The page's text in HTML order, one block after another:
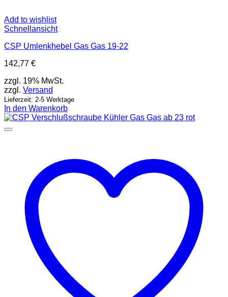
Add to wishlist
Schnellansicht
CSP Umlenkhebel Gas Gas 19-22
142,77 €
zzgl. 19% MwSt.
zzgl. Versand
Lieferzeit: 2-5 Werktage
In den Warenkorb